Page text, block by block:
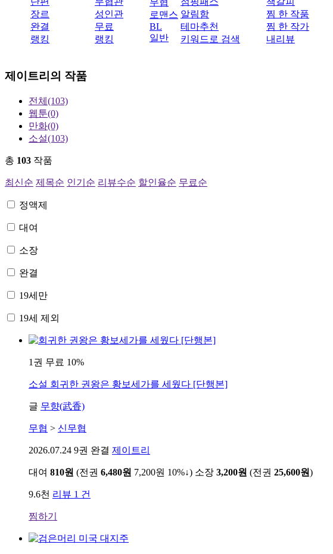
장르
완결
랭킹
성인관
무료
랭킹
무협
로맨스
BL
일반
알림함
테마추천
키워드로 검색
찜 한 작품
찜 한 작가
내리뷰
제이트리 의 작품
전체 (103)
웹툰(0)
만화(0)
소설(103)
총 103 작품
최신순 제목순 인기순 리뷰수순 할인율순 무료순
정액제
대여
소장
완결
19세만
19세 제외
1권 무료 10%
소설 회귀한 권왕은 황보세가를 세웠다 [단행본]
글 무향(武香)
무협 > 신무협
2026.07.24 9권 완결 제이트리
대여 810원 (전권 6,480원 7,200원 10%↓) 소장 3,200원 (전권 25,600원)
9.6천 리뷰 1 건
찜하기